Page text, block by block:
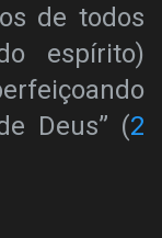
de todos
espírito)
Deus” (2